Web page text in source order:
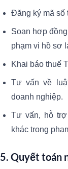
Đăng ký mã số
Soạn hợp
phạm vi hồ sơ
Khai báo thuế
Tư vấn về
doanh nghiệp.
Tư vấn, hỗ
khác trong
5. Quyết toán